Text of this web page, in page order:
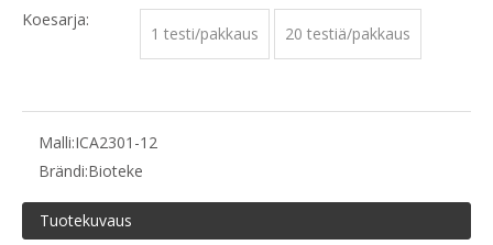
Koesarja:
1 testi/pakkaus 20 testiä/pakkaus
Malli:ICA2301-12
Brändi:Bioteke
Tuotekuvaus